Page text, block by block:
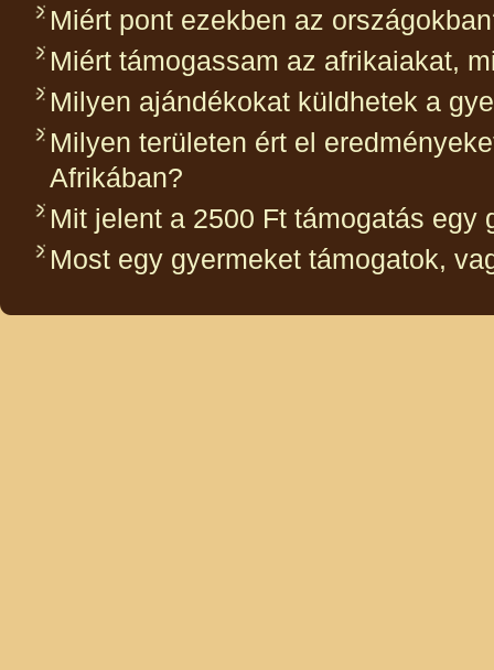
Miért pont ezekben az
Miért támogassam az afrikaiakat,
Milyen ajándékokat küldhetek a
Milyen területen ért el
Afrikában?
Mit jelent a 2500 Ft támogatás egy
Most egy gyermeket támogatok,